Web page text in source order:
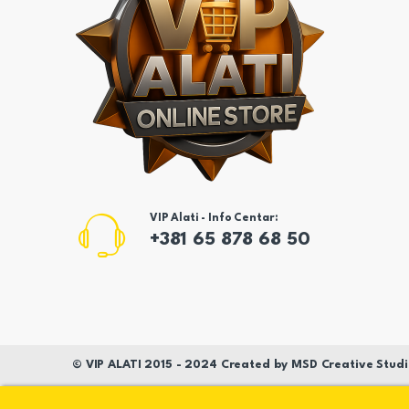
VIP Alati - Info Centar:
+381 65 878 68 50
© VIP ALATI 2015 - 2024 Created by MSD Creative